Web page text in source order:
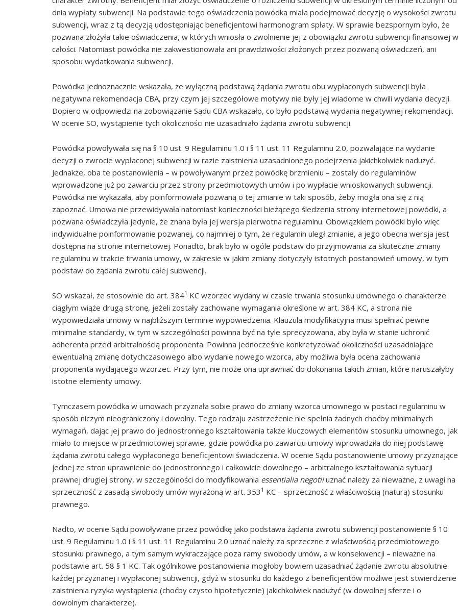
dnia wypłaty subwencji. Na podstawie tego oświadczenia powódka miała podejmować decyzję o wysokości zwrotu
subwencji, wraz z tą decyzją udostępniając beneficjentowi harmonogram spłaty. W sprawie bezspornym było, że
pozwana złożyła takie oświadczenia, w których wniosła o zwolnienie jej z obowiązku zwrotu subwencji finansowej w
całości. Natomiast powódka nie zakwestionowała ani prawdziwości złożonych przez pozwaną oświadczeń, ani
sposobu wydatkowania subwencji.
Powódka jednoznacznie wskazała, że wyłączną podstawą żądania zwrotu obu wypłaconych subwencji była
negatywna rekomendacja CBA, przy czym jej szczegółowe motywy nie były jej wiadome w chwili wydania decyzji.
Dopiero w odpowiedzi na zobowiązanie Sądu CBA wskazało, co było podstawą wydania negatywnej rekomendacji.
W ocenie SO, wystąpienie tych okoliczności nie uzasadniało żądania zwrotu subwencji.
Powódka powoływała się na § 10 ust. 9 Regulaminu 1.0 i § 11 ust. 11 Regulaminu 2.0, pozwalające na wydanie
decyzji o zwrocie wypłaconej subwencji w razie zaistnienia uzasadnionego podejrzenia jakichkolwiek nadużyć.
Jednakże, oba te postanowienia – w powoływanym przez powódkę brzmieniu – zostały do regulaminów
wprowadzone już po zawarciu przez strony przedmiotowych umów i po wypłacie wnioskowanych subwencji.
Powódka nie wykazała, aby poinformowała pozwaną o tej zmianie w taki sposób, żeby mogła ona się z nią
zapoznać. Umowa nie przewidywała natomiast konieczności bieżącego śledzenia strony internetowej powódki, a
pozwana oświadczyła jedynie, że znana była jej wersja pierwotna regulaminu. Obowiązkiem powódki było więc
indywidualne poinformowanie pozwanej, co najmniej o tym, że regulamin uległ zmianie, a jego obecna wersja jest
dostępna na stronie internetowej. Ponadto, brak było w ogóle podstaw do przyjmowania za skuteczne zmiany
regulaminu w trakcie trwania umowy, w zakresie w jakim zmiany dotyczyły istotnych postanowień umowy, w tym
podstaw do żądania zwrotu całej subwencji.
SO wskazał, że stosownie do art. 3841 KC wzorzec wydany w czasie trwania stosunku umownego o charakterze
ciągłym wiąże drugą stronę, jeżeli zostały zachowane wymagania określone w art. 384 KC, a strona nie
wypowiedziała umowy w najbliższym terminie wypowiedzenia. Klauzula modyfikacyjna musi spełniać pewne
minimalne standardy, w tym w szczególności powinna być na tyle sprecyzowana, aby była w stanie uchronić
adherenta przed arbitralnością proponenta. Powinna jednocześnie konkretyzować okoliczności uzasadniające
ewentualną zmianę dotychczasowego albo wydanie nowego wzorca, aby możliwa była ocena zachowania
proponenta wydającego wzorzec. Przy tym, nie może ona uprawniać do dokonania takich zmian, które naruszałyby
istotne elementy umowy.
Tymczasem powódka w umowach przyznała sobie prawo do zmiany wzorca umownego w postaci regulaminu w
sposób niczym nieograniczony i dowolny. Tego rodzaju zastrzeżenie nie spełnia żadnych choćby minimalnych
wymagań, dając jej prawo do jednostronnego kształtowania także kluczowych elementów stosunku umownego, jak
miało to miejsce w przedmiotowej sprawie, gdzie powódka po zawarciu umowy wprowadziła do niej podstawę
żądania zwrotu całego wypłaconego beneficjentowi świadczenia. W ocenie Sądu postanowienie umowy przyznające
jednej ze stron uprawnienie do jednostronnego i całkowicie dowolnego – arbitralnego kształtowania sytuacji
prawnej drugiej strony, w szczególności do modyfikowania essentialia negotiiuznać należy za nieważne, z uwagi na
sprzeczność z zasadą swobody umów wyrażoną w art. 353 1 KC – sprzeczność z właściwością (naturą) stosunku
prawnego.
Nadto, w ocenie Sądu powoływane przez powódkę jako podstawa żądania zwrotu subwencji postanowienie § 10
ust. 9 Regulaminu 1.0 i § 11 ust. 11 Regulaminu 2.0 uznać należy za sprzeczne z właściwością przedmiotowego
stosunku prawnego, a tym samym wykraczające poza ramy swobody umów, a w konsekwencji – nieważne na
podstawie art. 58 § 1 KC. Tak ogólnikowe postanowienia mogłoby bowiem uzasadniać żądanie zwrotu absolutnie
każdej przyznanej i wypłaconej subwencji, gdyż w stosunku do każdego z beneficjentów możliwe jest stwierdzenie
zaistnienia ryzyka wystąpienia (choćby czysto hipotetycznie) jakichkolwiek nadużyć (w dowolnej sferze i o
dowolnym charakterze).